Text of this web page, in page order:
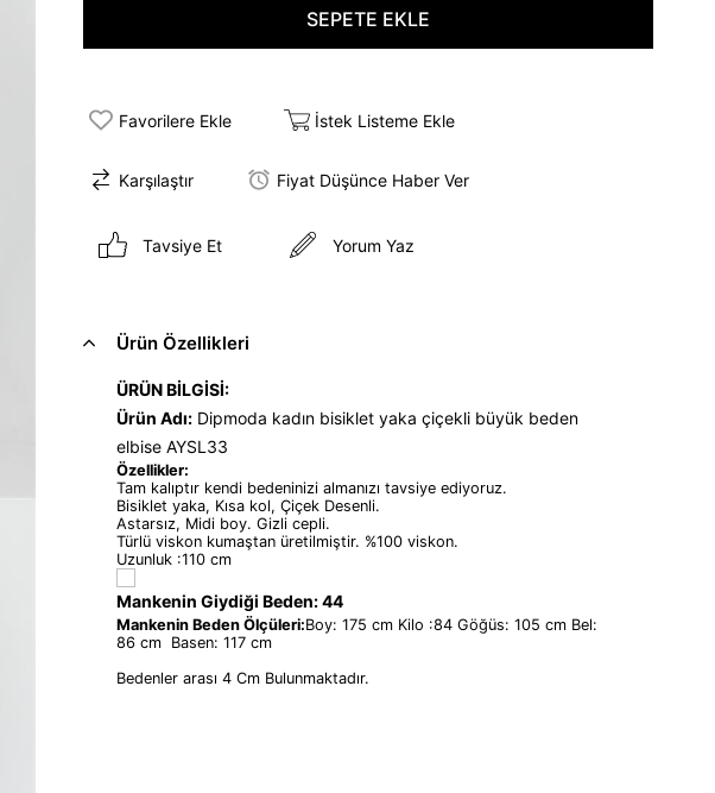
Favorilere Ekle İstek Listeme Ekle
Karşılaştır Fiyat Düşünce Haber Ver
Tavsiye Et Yorum Yaz
Ürün Özellikleri
ÜRÜN BİLGİSİ:
Ürün Adı: Dipmoda kadın bisiklet yaka çiçekli büyük beden
elbise AYSL33
Özellikler:
Tam kalıptır kendi bedeninizi almanızı tavsiye ediyoruz.
Bisiklet yaka, Kısa kol, Çiçek Desenli.
Astarsız, Midi boy. Gizli cepli.
Türlü viskon kumaştan üretilmiştir. %100 viskon.
Uzunluk :110 cm
Mankenin Giydiği Beden: 44
Mankenin Beden Ölçüleri:Boy: 175 cm Kilo :84 Göğüs: 105 cm Bel:
86 cm Basen: 117 cm
Bedenler arası 4 Cm Bulunmaktadır.